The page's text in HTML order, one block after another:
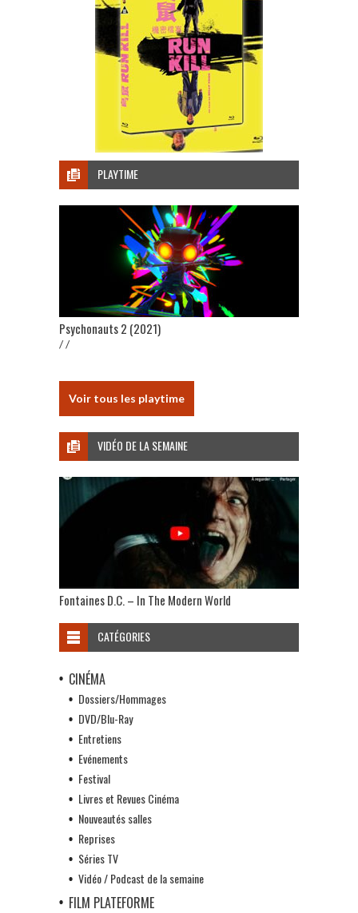
PLAYTIME
Psychonauts 2 (2021)
/ /
Voir tous les playtime
VIDÉO DE LA SEMAINE
Fontaines D.C. – In The Modern World
CATÉGORIES
CINÉMA
Dossiers/Hommages
DVD/Blu-Ray
Entretiens
Evénements
Festival
Livres et Revues Cinéma
Nouveautés salles
Reprises
Séries TV
Vidéo / Podcast de la semaine
FILM PLATEFORME